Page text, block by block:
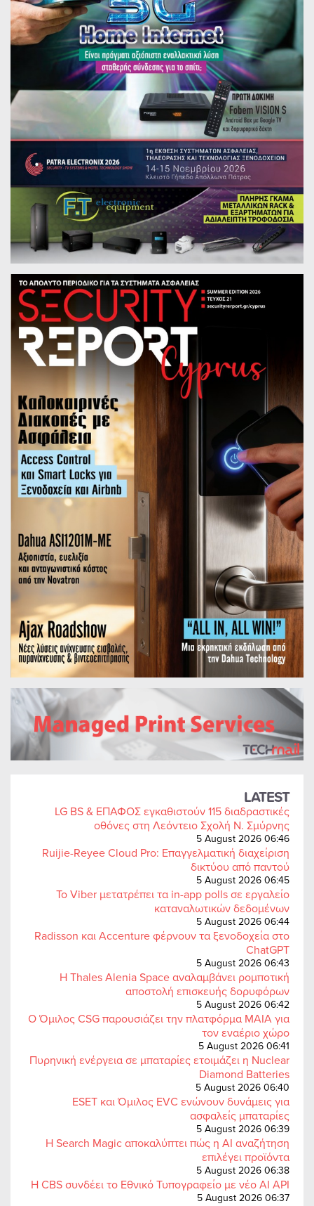
LATEST
LG BS & ΕΠΑΦΟΣ εγκαθιστούν 115 διαδραστικές
οθόνες στη Λεόντειο Σχολή Ν. Σμύρνης
5 August 2026 06:46
Ruijie-Reyee Cloud Pro: Επαγγελματική διαχείριση
δικτύου από παντού
5 August 2026 06:45
Το Viber μετατρέπει τα in-app polls σε εργαλείο
καταναλωτικών δεδομένων
5 August 2026 06:44
Radisson και Accenture φέρνουν τα ξενοδοχεία στο
ChatGPT
5 August 2026 06:43
Η Thales Alenia Space αναλαμβάνει ρομποτική
αποστολή επισκευής δορυφόρων
5 August 2026 06:42
Ο Όμιλος CSG παρουσιάζει την πλατφόρμα MAIA για
τον εναέριο χώρο
5 August 2026 06:41
Πυρηνική ενέργεια σε μπαταρίες ετοιμάζει η Nuclear
Diamond Batteries
5 August 2026 06:40
ESET και Όμιλος EVC ενώνουν δυνάμεις για
ασφαλείς μπαταρίες
5 August 2026 06:39
Η Search Magic αποκαλύπτει πώς η AI αναζήτηση
επιλέγει προϊόντα
5 August 2026 06:38
Η CBS συνδέει το Εθνικό Τυπογραφείο με νέο AI API
5 August 2026 06:37